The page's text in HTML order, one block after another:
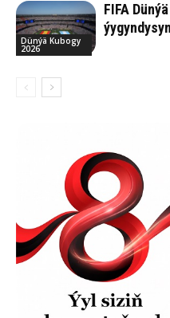
Dünýä Kubogy
2026
FIFA